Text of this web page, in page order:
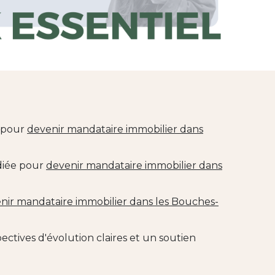
devenir mandataire immobilier dans
pour devenir mandataire immobilier dans
mandataire immobilier dans les Bouches-
d'évolution claires et un soutien